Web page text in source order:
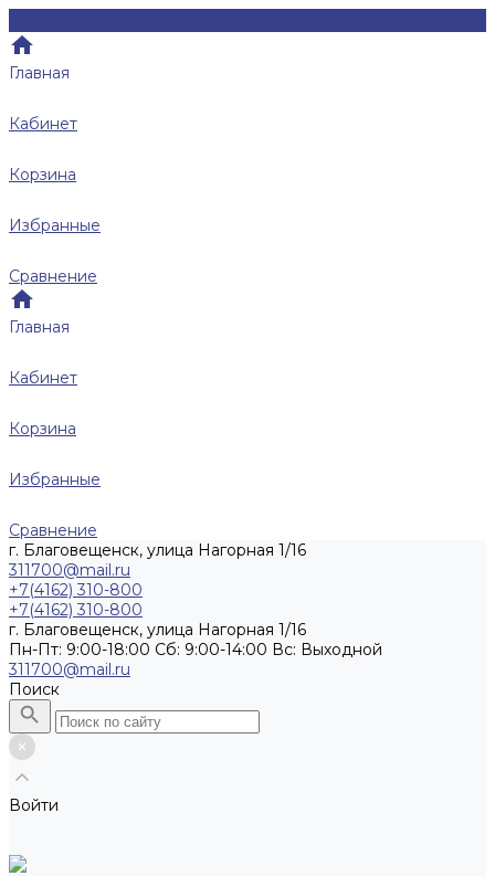
Главная
Кабинет
Корзина
Избранные
Сравнение
Главная
Кабинет
Корзина
Избранные
Сравнение
г. Благовещенск, улица Нагорная 1/16
311700@mail.ru
+7(4162) 310-800
+7(4162) 310-800
г. Благовещенск, улица Нагорная 1/16
Пн-Пт: 9:00-18:00 Cб: 9:00-14:00 Вс: Выходной
311700@mail.ru
Поиск
Войти